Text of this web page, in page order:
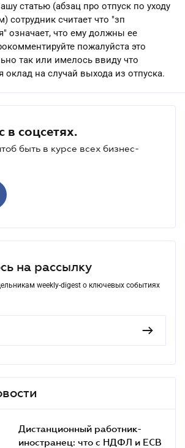
статью (абзац про отпуск по уходу
сотрудник считает что "зп
означает, что ему должны ее
пожалуйста это
так или имелось ввиду что
оклад на случай выхода из отпуска.
в соцсетях.
быть в курсе всех бизнес-
на рассылку
weekly-digest о ключевых событиях
Дистанционный работник-
иностранец: что с НДФЛ и ЕСВ